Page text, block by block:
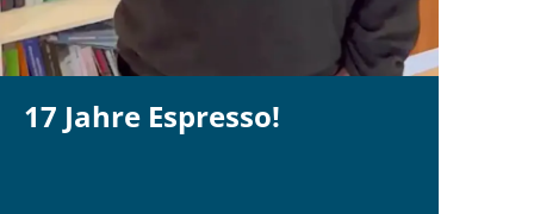
17 Jahre Espresso!